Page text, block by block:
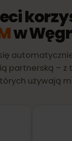
w
partnerską – z
używają